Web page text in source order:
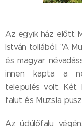
Az egyik ház előtt
István tollából. "A
és magyar
innen kapta a
település volt. Két
falut és Muzsla
Az üdülőfalu